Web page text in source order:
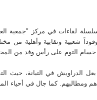
إندونيسيا في لبنان
الرئيس ميقاتي المدير
الجهاز الإداري للمعهد
الرزاق القرحاني.
لقاءات في مركز "جمعية
شعبية ونقابية وأهلية من
التوم على رأس وفد من
الدراويش في التبانة، حيث
ومطالبهم. كما جال في أحياء